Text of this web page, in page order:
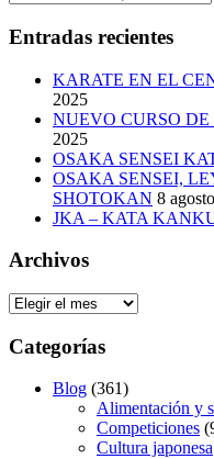
Entradas recientes
KARATE EN EL
2025
NUEVO CURSO DE
2025
OSAKA SENSEI
OSAKA SENSEI,
SHOTOKAN 8
JKA – KATA
Archivos
Archivos
Categorías
Blog (361)
Alimentación y
Competiciones
Cultura japonesa